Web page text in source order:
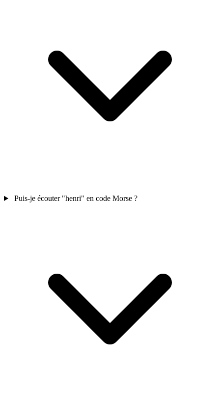
Puis-je écouter "henri" en code Morse ?